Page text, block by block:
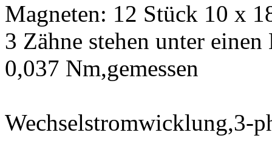
Magneten: 12 Stück 10 x
3 Zähne stehen unter
0,037 Nm,gemessen
Wechselstromwicklung,3-